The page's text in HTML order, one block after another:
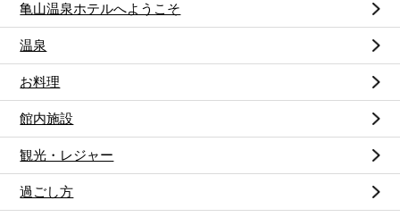
亀山温泉ホテルへようこそ
温泉
お料理
館内施設
観光・レジャー
過ごし方